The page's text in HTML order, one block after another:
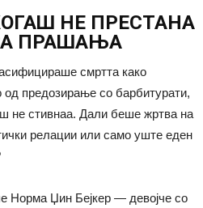
НЕ ПРЕСТАНА
ПРАШАЊА
смртта како
од предозирање со барбитурати,
не стивнаа. Дали беше жртва на
релации или само уште еден
Норма Џин Бејкер — девојче со